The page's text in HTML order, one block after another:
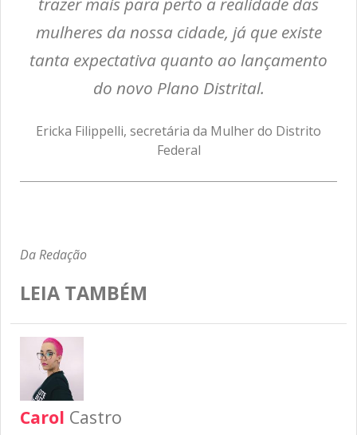
mulheres da nossa cidade, já que existe
tanta expectativa quanto ao lançamento
do novo Plano Distrital.
Ericka Filippelli, secretária da Mulher do Distrito
Federal
Da Redação
LEIA TAMBÉM
Carol Castro